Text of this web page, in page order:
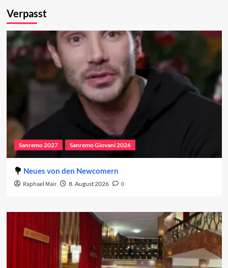
Verpasst
Sanremo 2027 Sanremo Giovani 2026
Neues von den Newcomern
Raphael Mair 8. August 2026 0